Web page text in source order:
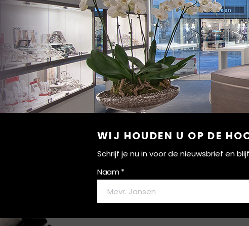
WIJ HOUDEN U OP DE
Schrijf je nu in voor de nieuwsbrief en
Naam *